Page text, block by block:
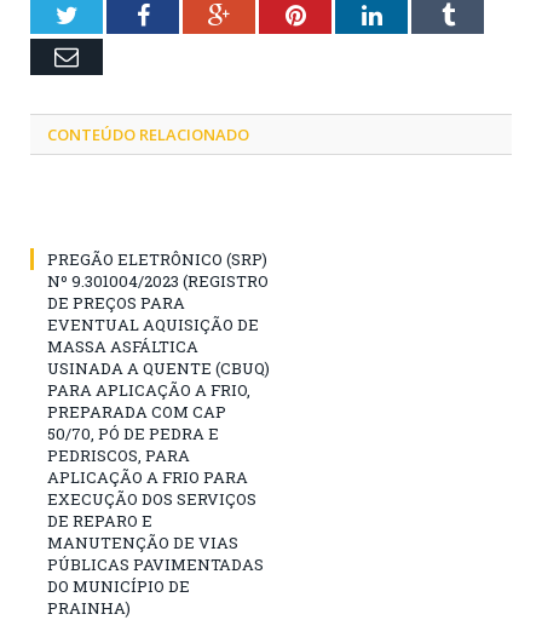
TwitterFacebookGoogle+PinterestLinkedInTumblr
Email
CONTEÚDO RELACIONADO
PREGÃO ELETRÔNICO (SRP)
Nº 9.301004/2023 (REGISTRO
DE PREÇOS PARA
EVENTUAL AQUISIÇÃO DE
MASSA ASFÁLTICA
USINADA A QUENTE (CBUQ)
PARA APLICAÇÃO A FRIO,
PREPARADA COM CAP
50/70, PÓ DE PEDRA E
PEDRISCOS, PARA
APLICAÇÃO A FRIO PARA
EXECUÇÃO DOS SERVIÇOS
DE REPARO E
MANUTENÇÃO DE VIAS
PÚBLICAS PAVIMENTADAS
DO MUNICÍPIO DE
PRAINHA)